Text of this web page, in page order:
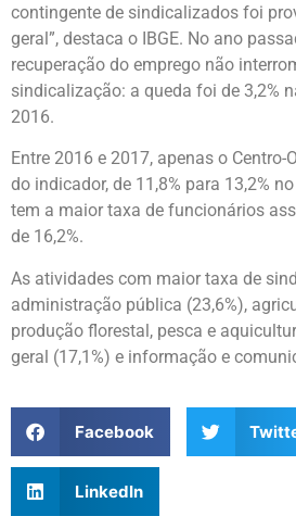
contingente de sindicalizados foi
geral”, destaca o IBGE. No ano
recuperação do emprego não
sindicalização: a queda foi de 3,2%
2016.
Entre 2016 e 2017, apenas o Centro-
do indicador, de 11,8% para 13,2%
tem a maior taxa de funcionários
de 16,2%.
As atividades com maior taxa de
administração pública (23,6%),
produção florestal, pesca e
geral (17,1%) e informação e
Facebook
LinkedIn